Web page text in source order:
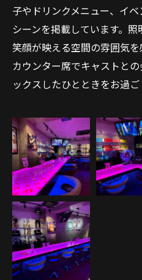
子やドリンクメニュー、イ
シーンを掲載しています。
笑顔が映える空間の雰囲気を
カウンター席でキャストと
ックスしたひとときをお過ご